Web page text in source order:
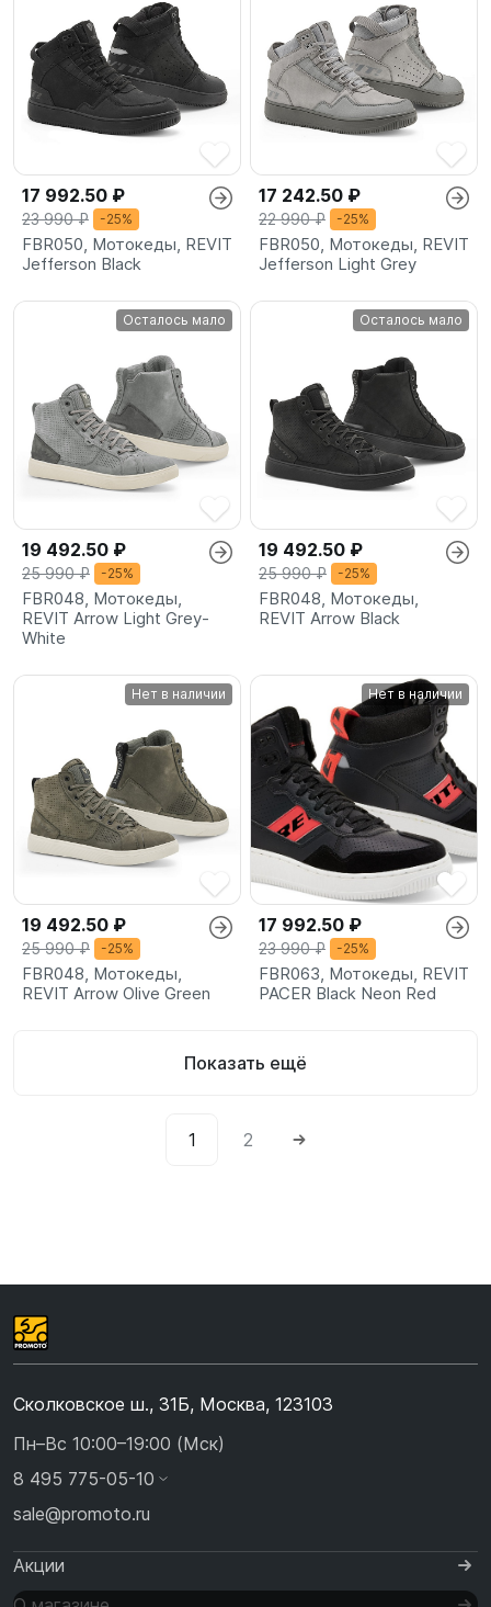
17 992.50 ₽
23 990 ₽ -25%
FBR050, Мотокеды, REVIT
Jefferson Black
17 242.50 ₽
22 990 ₽ -25%
FBR050, Мотокеды, REVIT
Jefferson Light Grey
Осталось мало
19 492.50 ₽
25 990 ₽ -25%
FBR048, Мотокеды,
REVIT Arrow Light Grey-
White
Осталось мало
19 492.50 ₽
25 990 ₽ -25%
FBR048, Мотокеды,
REVIT Arrow Black
Нет в наличии
19 492.50 ₽
25 990 ₽ -25%
FBR048, Мотокеды,
REVIT Arrow Olive Green
Нет в наличии
17 992.50 ₽
23 990 ₽ -25%
FBR063, Мотокеды, REVIT
PACER Black Neon Red
Показать ещё
1 2
Сколковское ш., 31Б, Москва, 123103
Пн–Вс 10:00–19:00 (Мск)
8 495 775-05-10
sale@promoto.ru
Акции